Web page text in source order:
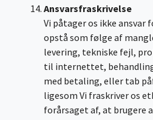
Ansvarsfraskrivelse
Vi påtager os ikke ansvar
opstå som følge af
levering, tekniske fejl,
til internettet,
med betaling, eller tab
ligesom Vi fraskriver os
forårsaget af, at brugere